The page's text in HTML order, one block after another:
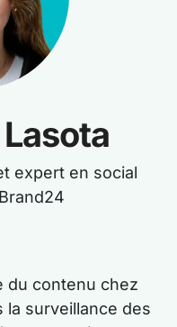
expert en social
du contenu chez
la surveillance des